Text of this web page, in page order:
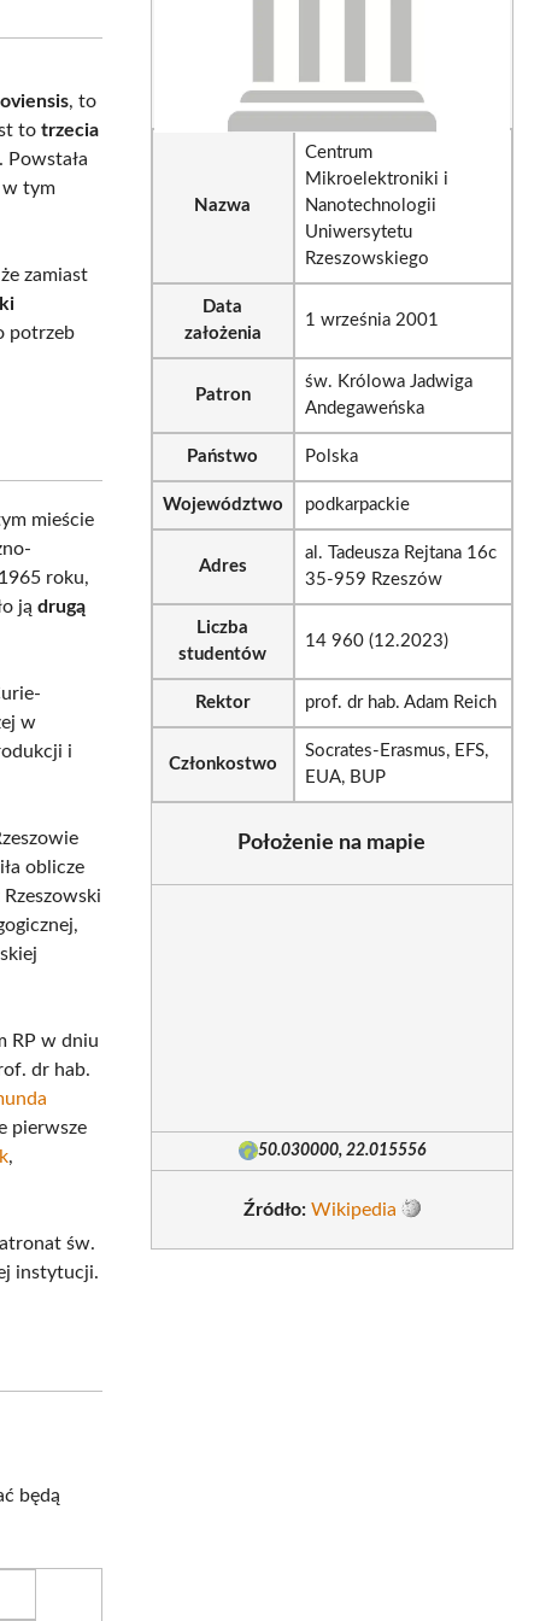
, to
totrzecia
w tym
zamiast
potrzeb
mieście
roku,
jądrugą
w
i
oblicze
RP w dniu
dr hab.
pierwsze
,
św.
instytucji.
będą
Nazwa
Centrum
Mikroelektroniki i
Nanotechnologii
Uniwersytetu
Rzeszowskiego
Data
założenia
1 września 2001
Patron
św. Królowa Jadwiga
Andegaweńska
Państwo Polska
Województwo podkarpackie
Adres
al. Tadeusza Rejtana 16c
35-959 Rzeszów
Liczba
studentów
14 960 (12.2023)
Rektor prof. dr hab. Adam Reich
Członkostwo
Socrates-Erasmus, EFS,
EUA, BUP
Położenie na mapie
50.030000, 22.015556
Źródło: Wikipedia